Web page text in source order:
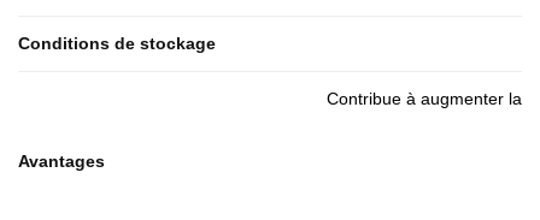
Conditions de stockage
Avantages
Contribue à augmenter la